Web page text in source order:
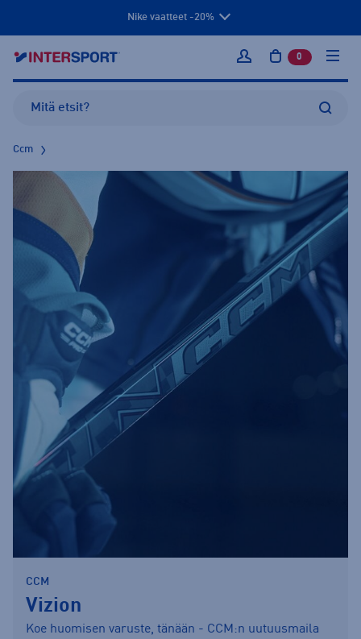
Nike vaatteet -20%
Kirjaudu sisään
0 tuotetta
Ccm
CCM
Vizion
Koe huomisen varuste, tänään - CCM:n uutuusmaila